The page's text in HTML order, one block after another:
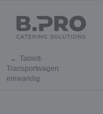
Tablett-
Transportwagen
einwandig